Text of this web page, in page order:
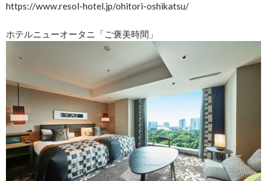
https://www.resol-hotel.jp/ohitori-oshikatsu/
ホテルニューオータニ「ご褒美時間」